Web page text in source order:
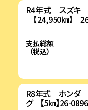
R4年式 スズキ
【24,950㎞】
支払総額
（税込）
R8年式 ホンダ
グ 【5㎞】26-